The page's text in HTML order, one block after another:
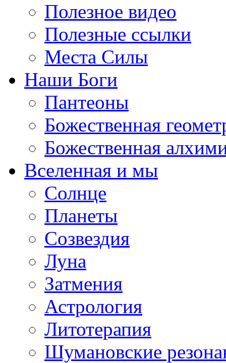
Полезное видео
Полезные ссылки
Места Силы
Наши Боги
Пантеоны
Божественная
Божественная
Вселенная и мы
Солнце
Планеты
Созвездия
Луна
Затмения
Астрология
Литотерапия
Шумановские